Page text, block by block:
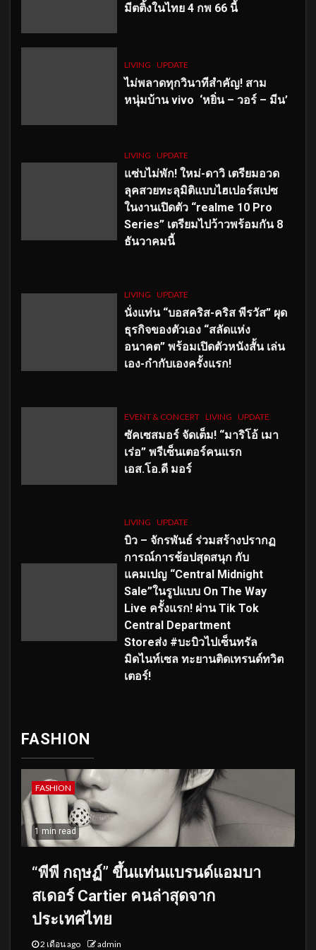
มีตติ้งในไทย 4 กพ 66 นี้
LIVING UPDATE
ไม่พลาดทุกวินาทีสำคัญ! สาม
หนุ่มบ้าน vivo ‘หยิ่น – วอร์ – มีน’
LIVING UPDATE
แซ่บไม่พัก! ใหม่-ดาวิ เตรียมอวด
ลุคสวยทะลุมิติแบบไฮเปอร์สเปซ
ในงานเปิดตัว “realme 10 Pro
Series” เตรียมไปว้าวพร้อมกัน 8
ธันวาคมนี้
LIVING UPDATE
นั่งแท่น “บอสคริส-คริส พีรวัส” ผุด
ธุรกิจของตัวเอง “สลัดแห่ง
อนาคต” พร้อมเปิดตัวหนังสั้น เล่น
เอง-กำกับเองครั้งแรก!
EVENT & CONCERT LIVING UPDATE
ซัคเซสมอร์ จัดเต็ม! “มาริโอ้ เมา
เร่อ” พรีเซ็นเตอร์คนแรก
เอส.โอ.ดี มอร์
LIVING UPDATE
บิว – จักรพันธ์ ร่วมสร้างปรากฏ
การณ์การช้อปสุดสนุก กับ
แคมเปญ “Central Midnight
Sale”ในรูปแบบ On The Way
Live ครั้งแรก! ผ่าน Tik Tok
Central Department
Storeส่ง #บะบิวไปเซ็นทรัล
มิดไนท์เซล ทะยานติดเทรนด์ทวิต
เตอร์!
FASHION
FASHION
1 min read
“พีพี กฤษฏ์” ขึ้นแท่นแบรนด์แอมบา
สเดอร์ Cartier คนล่าสุดจาก
ประเทศไทย
2 เดือน ago admin